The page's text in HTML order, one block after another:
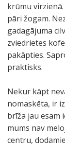
krūmu
pāri žogam.
gadagājuma
zviedrietes
pakāpties.
praktisks.
Nekur kāpt
nomaskēta, ir
brīža jau esam
mums nav
centru,